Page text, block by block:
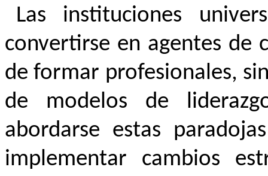
Las instituciones
convertirse en agentes de
de formar profesionales,
de modelos de
abordarse estas
implementar cambios